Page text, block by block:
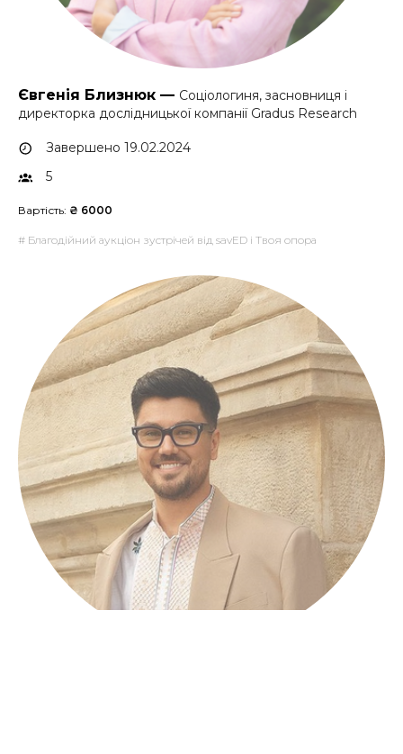
Євгенія Близнюк — Соціологиня, засновниця і
директорка дослідницької компанії Gradus Research
Завершено 19.02.2024
5
Вартість: ₴ 6000
# Благодійний аукціон зустрічей від savED і Твоя опора